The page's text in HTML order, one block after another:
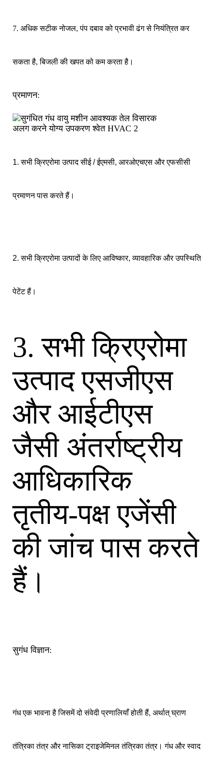
7. अधिक सटीक नोजल, पंप दबाव को प्रभावी ढंग से नियंत्रित कर
सकता है, बिजली की खपत को कम करता है।
प्रमाणन:
1. सभी क्रिएरोमा उत्पाद सीई / ईएमसी, आरओएचएस और एफसीसी
प्रमाणन पास करते हैं।
2. सभी क्रिएरोमा उत्पादों के लिए आविष्कार, व्यावहारिक और उपस्थिति
पेटेंट हैं।
3. सभी क्रिएरोमा
उत्पाद एसजीएस
और आईटीएस
जैसी अंतर्राष्ट्रीय
आधिकारिक
तृतीय-पक्ष एजेंसी
की जांच पास करते
हैं।
सुगंध विज्ञान:
गंध एक भावना है जिसमें दो संवेदी प्रणालियाँ होती हैं, अर्थात् घ्राण
तंत्रिका तंत्र और नासिका ट्राइजेमिनल तंत्रिका तंत्र। गंध और स्वाद